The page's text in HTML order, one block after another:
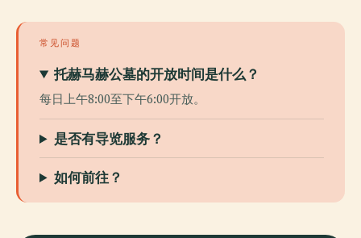
常见问题
托赫马赫公墓的开放时间是什么？
每日上午8:00至下午6:00开放。
是否有导览服务？
如何前往？